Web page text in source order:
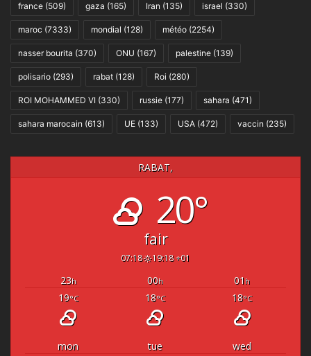
france (509) gaza (165) Iran (135) israel (330)
maroc (7333) mondial (128) météo (2254)
nasser bourita (370) ONU (167) palestine (139)
polisario (293) rabat (128) Roi (280)
ROI MOHAMMED VI (330) russie (177) sahara (471)
sahara marocain (613) UE (133) USA (472) vaccin (235)
RABAT,
20°
fair
07:18 19:18 +01
23h 00h 01 h
19°C 18°C 18°C
mon tue
wed